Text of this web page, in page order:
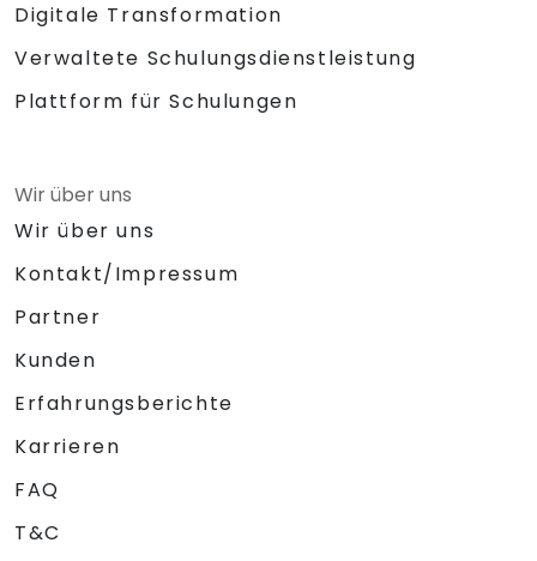
Digitale Transformation
Verwaltete Schulungsdienstleistung
Plattform für Schulungen
Wir über uns
Wir über uns
Kontakt/Impressum
Partner
Kunden
Erfahrungsberichte
Karrieren
FAQ
T&C